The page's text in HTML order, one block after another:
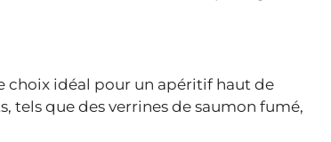
choix idéal pour un apéritif haut de
tels que des verrines de saumon fumé,